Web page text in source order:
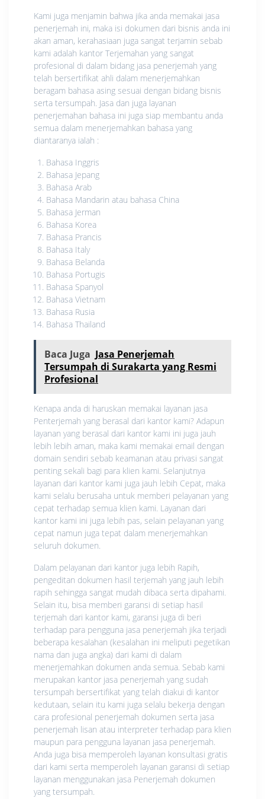
Kami juga menjamin bahwa jika anda memakai jasa
penerjemah ini, maka isi dokumen dari bisnis anda ini
akan aman, kerahasiaan juga sangat terjamin sebab
kami adalah kantor Terjemahan yang sangat
profesional di dalam bidang jasa penerjemah yang
telah bersertifikat ahli dalam menerjemahkan
beragam bahasa asing sesuai dengan bidang bisnis
serta tersumpah. Jasa dan juga layanan
penerjemahan bahasa ini juga siap membantu anda
semua dalam menerjemahkan bahasa yang
diantaranya ialah :
Bahasa Inggris
Bahasa Jepang
Bahasa Arab
Bahasa Mandarin atau bahasa China
Bahasa Jerman
Bahasa Korea
Bahasa Prancis
Bahasa Italy
Bahasa Belanda
Bahasa Portugis
Bahasa Spanyol
Bahasa Vietnam
Bahasa Rusia
Bahasa Thailand
Baca Juga Jasa Penerjemah
Tersumpah di Surakarta yang Resmi
Profesional
Kenapa anda di haruskan memakai layanan jasa
Penterjemah yang berasal dari kantor kami? Adapun
layanan yang berasal dari kantor kami ini juga jauh
lebih lebih aman, maka kami memakai email dengan
domain sendiri sebab keamanan atau privasi sangat
penting sekali bagi para klien kami. Selanjutnya
layanan dari kantor kami juga jauh lebih Cepat, maka
kami selalu berusaha untuk memberi pelayanan yang
cepat terhadap semua klien kami. Layanan dari
kantor kami ini juga lebih pas, selain pelayanan yang
cepat namun juga tepat dalam menerjemahkan
seluruh dokumen.
Dalam pelayanan dari kantor juga lebih Rapih,
pengeditan dokumen hasil terjemah yang jauh lebih
rapih sehingga sangat mudah dibaca serta dipahami.
Selain itu, bisa memberi garansi di setiap hasil
terjemah dari kantor kami, garansi juga di beri
terhadap para pengguna jasa penerjemah jika terjadi
beberapa kesalahan (kesalahan ini meliputi pegetikan
nama dan juga angka) dari kami di dalam
menerjemahkan dokumen anda semua. Sebab kami
merupakan kantor jasa penerjemah yang sudah
tersumpah bersertifikat yang telah diakui di kantor
kedutaan, selain itu kami juga selalu bekerja dengan
cara profesional penerjemah dokumen serta jasa
penerjemah lisan atau interpreter terhadap para klien
maupun para pengguna layanan jasa penerjemah.
Anda juga bisa memperoleh layanan konsultasi gratis
dari kami serta memperoleh layanan garansi di setiap
layanan menggunakan jasa Penerjemah dokumen
yang tersumpah.